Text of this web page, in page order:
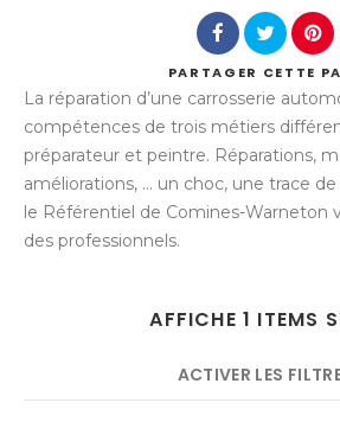
Rechercher
PARTAGER CETTE
La réparation d’une carrosserie
compétences de trois métiers
préparateur et peintre. Réparations,
améliorations, ... un choc, une trace
le Référentiel de Comines-Warneton
des professionnels.
AFFICHE 1 ITEMS
ACTIVER LES